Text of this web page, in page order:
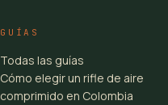
GUÍAS
Todas las guías
Cómo elegir un rifle de aire
comprimido en Colombia